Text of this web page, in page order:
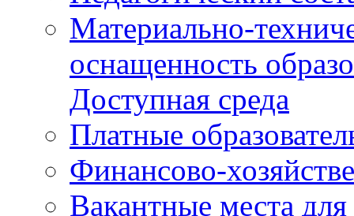
Материально-
оснащенность
Доступная среда
Платные
Финансово-
Вакантные места